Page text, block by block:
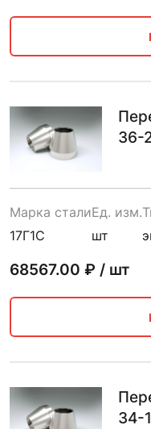
36-
Марка стали
17Г1С
Ед. изм.
шт
68567.00 ₽ / шт
34-